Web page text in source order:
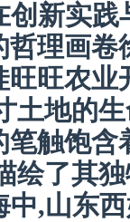
创新实
哲理画
旺旺农
土地的
笔触饱
绘了其
中,山东